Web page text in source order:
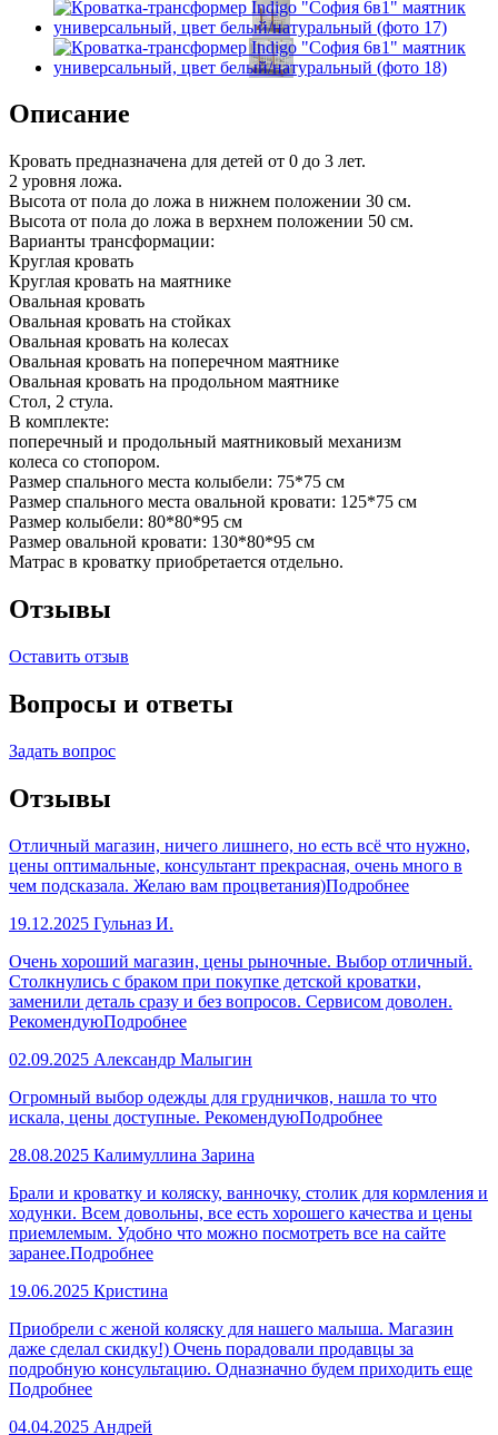
Описание
Кровать предназначена для детей от 0 до 3 лет.
2 уровня ложа.
Высота от пола до ложа в нижнем положении 30 см.
Высота от пола до ложа в верхнем положении 50 см.
Варианты трансформации:
Круглая кровать
Круглая кровать на маятнике
Овальная кровать
Овальная кровать на стойках
Овальная кровать на колесах
Овальная кровать на поперечном маятнике
Овальная кровать на продольном маятнике
Стол, 2 стула.
В комплекте:
поперечный и продольный маятниковый механизм
колеса со стопором.
Размер спального места колыбели: 75*75 см
Размер спального места овальной кровати: 125*75 см
Размер колыбели: 80*80*95 см
Размер овальной кровати: 130*80*95 см
Матрас в кроватку приобретается отдельно.
Отзывы
Оставить отзыв
Вопросы и ответы
Задать вопрос
Отзывы
Отличный магазин, ничего лишнего, но есть всё что нужно,
цены оптимальные, консультант прекрасная, очень много в
чем подсказала. Желаю вам процветания)Подробнее
19.12.2025 Гульназ И.
Очень хороший магазин, цены рыночные. Выбор отличный.
Столкнулись с браком при покупке детской кроватки,
заменили деталь сразу и без вопросов. Сервисом доволен.
РекомендуюПодробнее
02.09.2025 Александр Малыгин
Огромный выбор одежды для грудничков, нашла то что
искала, цены доступные. РекомендуюПодробнее
28.08.2025 Калимуллина Зарина
Брали и кроватку и коляску, ванночку, столик для кормления и
ходунки. Всем довольны, все есть хорошего качества и цены
приемлемым. Удобно что можно посмотреть все на сайте
заранее.Подробнее
19.06.2025 Кристина
Приобрели с женой коляску для нашего малыша. Магазин
даже сделал скидку!) Очень порадовали продавцы за
подробную консультацию. Одназначно будем приходить еще
Подробнее
04.04.2025 Андрей